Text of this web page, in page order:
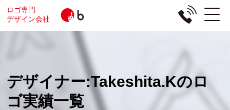
ロゴ専門
デザイン会社
デザイナー:Takeshita.Kのロ
ゴ実績一覧